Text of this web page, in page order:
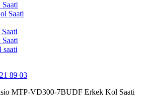
Saati
saati
89 03
MTP-VD300-7BUDF Erkek Kol Saati